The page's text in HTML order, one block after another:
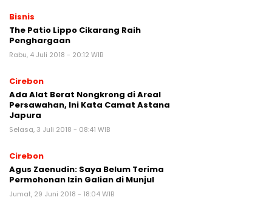
Bisnis
The Patio Lippo Cikarang Raih
Penghargaan
Rabu, 4 Juli 2018 - 20:12 WIB
Cirebon
Ada Alat Berat Nongkrong di Areal
Persawahan, Ini Kata Camat Astana
Japura
Selasa, 3 Juli 2018 - 08:41 WIB
Cirebon
Agus Zaenudin: Saya Belum Terima
Permohonan Izin Galian di Munjul
Jumat, 29 Juni 2018 - 18:04 WIB